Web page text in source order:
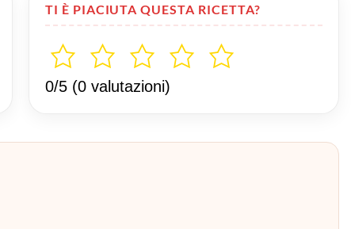
TI È PIACIUTA QUESTA RICETTA?
0/5 (0 valutazioni)